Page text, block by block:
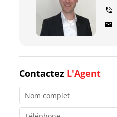
ContactezL'Agent